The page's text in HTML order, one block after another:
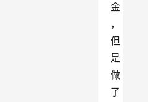
金
，
但
是
做
了